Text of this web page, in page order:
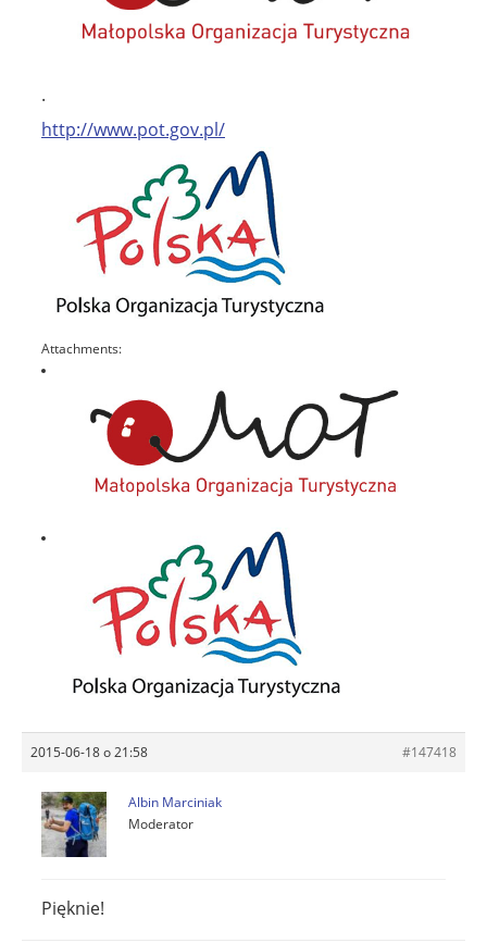
.
http://www.pot.gov.pl/
Attachments:
2015-06-18 o 21:58 #147418
Albin Marciniak
Moderator
Pięknie!